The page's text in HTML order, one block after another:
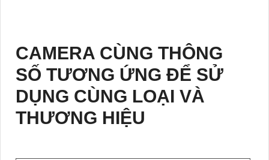
CAMERA CÙNG THÔNG
SỐ TƯƠNG ỨNG ĐỂ SỬ
DỤNG CÙNG LOẠI VÀ
THƯƠNG HIỆU